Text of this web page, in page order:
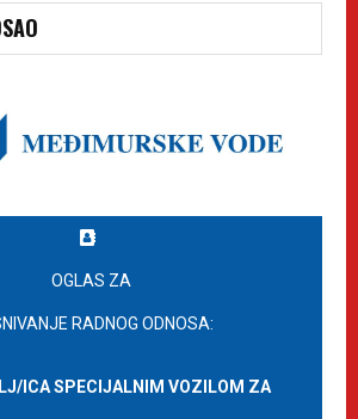
OGLAS ZA
RADNOG ODNOSA:
ICA SPECIJALNIM VOZILOM ZA